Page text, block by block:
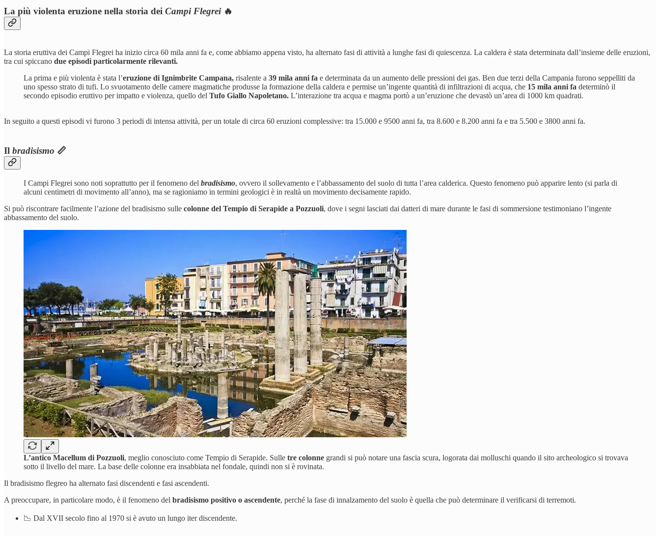
La più violenta eruzione nella storia dei Campi Flegrei🔥
La storia eruttiva dei Campi Flegrei ha inizio circa 60 mila anni fa e, come abbiamo appena visto, ha alternato fasi di attività a lunghe fasi di quiescenza. La caldera è stata determinata dall’insieme delle eruzioni,
tra cui spiccano due episodi particolarmente rilevanti.
La prima e più violenta è stata l’eruzione di Ignimbrite Campana, risalente a 39 mila anni fa e determinata da un aumento delle pressioni dei gas. Ben due terzi della Campania furono seppelliti da
uno spesso strato di tufi. Lo svuotamento delle camere magmatiche produsse la formazione della caldera e permise un’ingente quantità di infiltrazioni di acqua, che 15 mila anni fa determinò il
secondo episodio eruttivo per impatto e violenza, quello del Tufo Giallo Napoletano. L’interazione tra acqua e magma portò a un’eruzione che devastò un’area di 1000 km quadrati.
In seguito a questi episodi vi furono 3 periodi di intensa attività, per un totale di circa 60 eruzioni complessive: tra 15.000 e 9500 anni fa, tra 8.600 e 8.200 anni fa e tra 5.500 e 3800 anni fa.
Il bradisismo 📏
I Campi Flegrei sono noti soprattutto per il fenomeno del bradisismo, ovvero il sollevamento e l’abbassamento del suolo di tutta l’area calderica. Questo fenomeno può apparire lento (si parla di
alcuni centimetri di movimento all’anno), ma se ragioniamo in termini geologici è in realtà un movimento decisamente rapido.
Si può riscontrare facilmente l’azione del bradisismo sulle colonne del Tempio di Serapide a Pozzuoli, dove i segni lasciati dai datteri di mare durante le fasi di sommersione testimoniano l’ingente
abbassamento del suolo.
L’antico Macellum di Pozzuoli, meglio conosciuto come Tempio di Serapide. Sulle tre colonne grandi si può notare una fascia scura, logorata dai molluschi quando il sito archeologico si trovava
sotto il livello del mare. La base delle colonne era insabbiata nel fondale, quindi non si è rovinata.
Il bradisismo flegreo ha alternato fasi discendenti e fasi ascendenti.
A preoccupare, in particolare modo, è il fenomeno del bradisismo positivo o ascendente, perché la fase di innalzamento del suolo è quella che può determinare il verificarsi di terremoti.
📉 Dal XVII secolo fino al 1970 si è avuto un lungo iter discendente.